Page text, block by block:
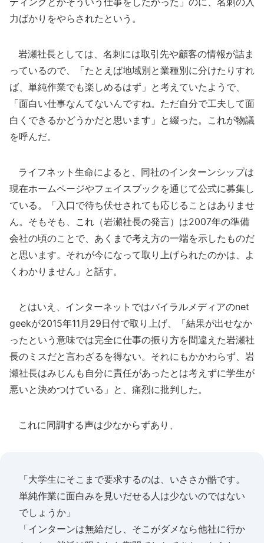
力ばかりをやらされたという。
岩瀬社長としては、名刺には取引先や顧客の情報が詰ま
っているので、「たとえば地域別と業種別に分けたりすれ
ば、単純作業でも楽しめるはず」と考えていたようで、
「面白い仕事なんてないんですね。ただ自分で工夫して面
白くできるかどうかだと思います」と綴った。これが物議
を呼んだ。
ライフネット生命によると、同社のインターンシップは
現在ホームページやフェイスブックを通じて公式に募集し
ている。「入口で待ち伏せされても応じることはありませ
ん。そもそも、これ（岩瀬社長の発言）は2007年の準備
会社の頃のことで、あくまで考え方の一端を示したものだ
と思います。それが今になって取り上げられたのかは、よ
くわかりません」と話す。
とはいえ、インターネットではバイラルメディアのnet
geekが2015年11月29日付で取り上げ、「結果が出せなか
ったという意味では完全に仕事の振り方を間違えた岩瀬社
長のミスだと言わざるを得ない。それにもかかわらず、岩
瀬社長はみじんも自分に責任があったとは考えずに学生が
悪いと決めつけている」と、痛烈に批判した。
これに同調する声は少なからずあり、
「大学生にそこまで要求するのは、いささか酷です。
単純作業に面白みを見いだせる人は少ないのではない
でしょうか」
「インターンは無給だし、そこがダメなら他社に行か